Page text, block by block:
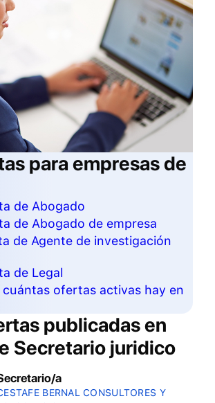
para empresas de
de Abogado
de Abogado de empresa
de Agente de investigación
de Legal
cuántas ofertas activas hay en
publicadas en
Secretario juridico
a
BERNAL CONSULTORES Y